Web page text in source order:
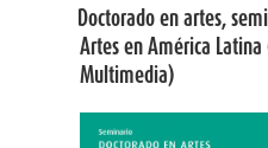
EL
Doctorado en artes,
Artes en América
Multimedia)